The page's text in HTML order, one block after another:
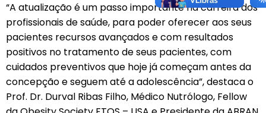
“A atualização é um passo importante na carreira dos
profissionais de saúde, para poder oferecer aos seus
pacientes recursos avançados e com resultados
positivos no tratamento de seus pacientes, com
cuidados preventivos que hoje já começam antes da
concepção e seguem até a adolescência”, destaca o
Prof. Dr. Durval Ribas Filho, Médico Nutrólogo, Fellow